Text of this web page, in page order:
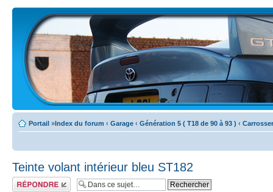
Portail »Index du forum ‹ Garage ‹ Génération 5 ( T18 de 90 à 93 ) ‹
Teinte volant intérieur bleu ST182
Écrire un
commentaire